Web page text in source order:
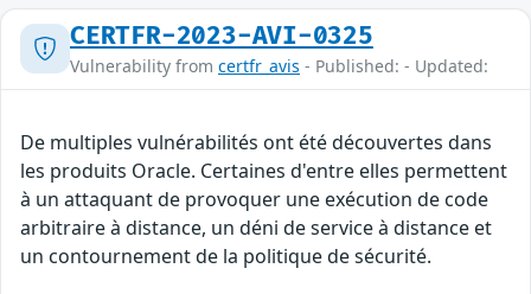
CERTFR-2023-AVI-0325
Vulnerability from certfr_avis - Published: - Updated:
De multiples vulnérabilités ont été découvertes dans
les produits Oracle. Certaines d'entre elles permettent
à un attaquant de provoquer une exécution de code
arbitraire à distance, un déni de service à distance et
un contournement de la politique de sécurité.